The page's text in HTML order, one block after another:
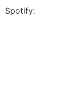
Spotify: